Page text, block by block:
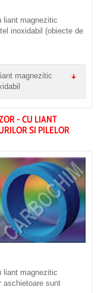
liant magnezitic
inoxidabil (obiecte de
magnezitic
- CU LIANT
SI PILELOR
liant magnezitic
aschietoare sunt